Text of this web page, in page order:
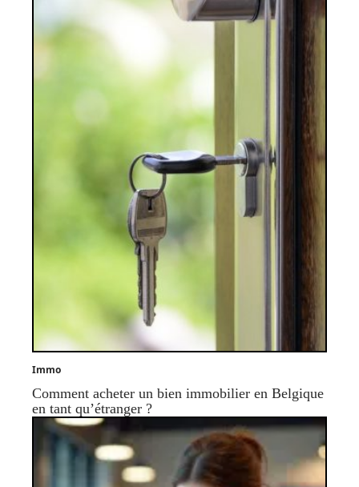
Immo
Comment acheter un bien immobilier en Belgique
en tant qu’étranger ?